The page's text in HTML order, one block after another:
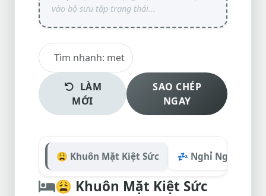
LÀM
MỚI
SAO CHÉP
NGAY
😩 Khuôn Mặt Kiệt Sức 💤 Nghỉ Ngơi &
😩 Khuôn Mặt Kiệt Sức